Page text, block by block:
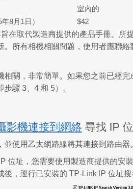
室內的
8月1日）
$42
在取代製造商提供的產品手冊。所
。所有相機相關問題，使用者應聯
相關，非常簡單。如果您之前已經
驟 3、4 和 5）。
影機連接到網絡 尋找 IP
並使用乙太網路線將其連接到路由
位址，您需要使用製造商提供的安
後，運行已安裝的 TP-Link IP 位址